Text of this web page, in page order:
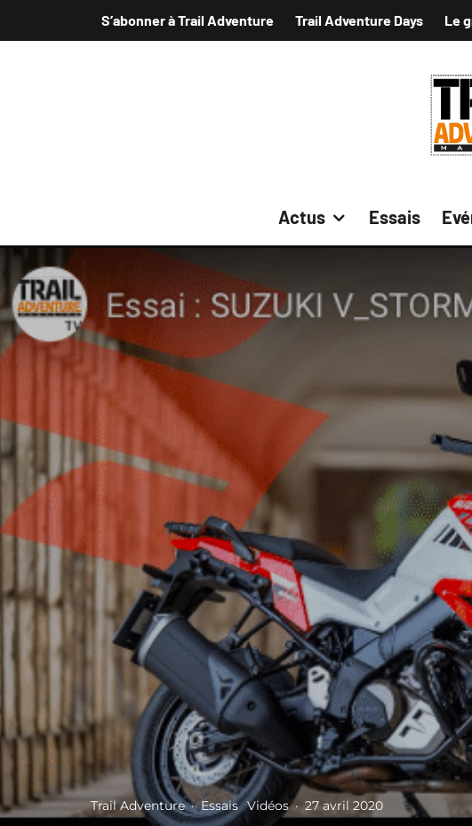
S’abonner à Trail Adventure Trail Adventure Days Le
Actus Essais
Trail Adventure · Essais Vidéos · 27 avril 2020